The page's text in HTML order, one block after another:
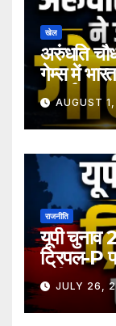
खेल
अरुंधति
गेम्स में
प्रदर्शन
AUGUST
राजनीति
यूपी चुनाव
ट्रिपल-P
समीकरण?
JULY 26,